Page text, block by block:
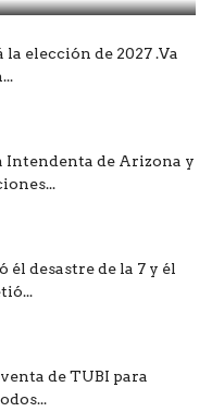
la elección de 2027 .Va
Intendenta de Arizona y
él desastre de la 7 y él
de TUBI para